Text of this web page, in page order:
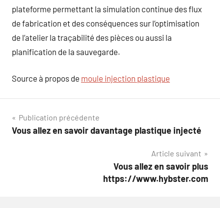
plateforme permettant la simulation continue des flux
de fabrication et des conséquences sur l’optimisation
de l’atelier la traçabilité des pièces ou aussi la
planification de la sauvegarde.
Source à propos de moule injection plastique
Navigation
de
Publication précédente
Vous allez en savoir davantage plastique injecté
Article suivant
Vous allez en savoir plus
https://www.hybster.com